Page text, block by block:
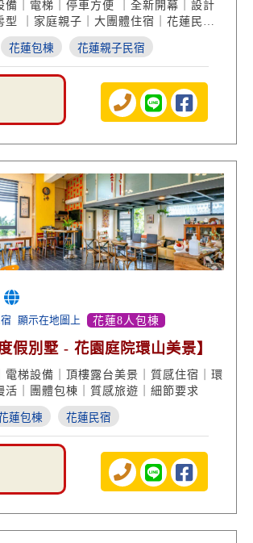
備｜電梯｜停車方便 ｜全新開幕｜設計
型 ｜家庭親子｜大團體住宿｜花蓮民宿
花蓮包棟 花蓮親子民宿
顯示在地圖上 花蓮8人包棟
假別墅 - 花園庭院環山美景】
電梯設備｜頂樓露台美景｜質感住宿｜環
活｜團體包棟｜質感旅遊｜細節要求
蓮包棟 花蓮民宿